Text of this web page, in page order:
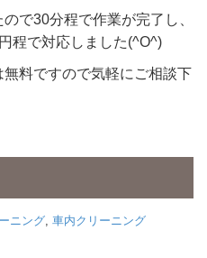
で30分程で作業が完了し、
程で対応しました(^O^)
料ですので気軽にご相談下
ニング, 車内クリーニング